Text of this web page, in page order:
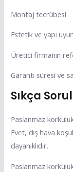
Montaj tecrübesi
Estetik ve yapı
Üretici firmanın
Garanti süresi ve
Sıkça
Paslanmaz korkuluk
Evet, dış hava
dayanıklıdır.
Paslanmaz